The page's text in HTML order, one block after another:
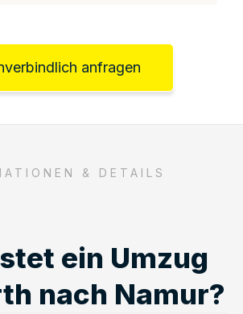
anfragen
& DETAILS
ein Umzug
nach Namur?